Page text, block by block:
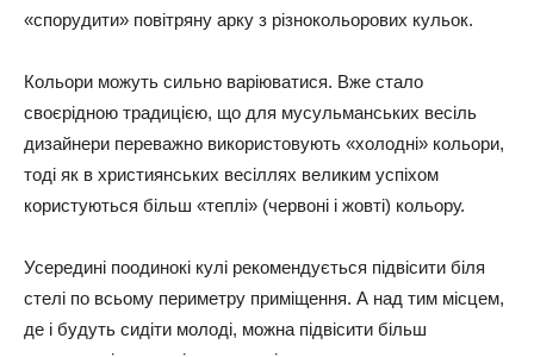
«спорудити» повітряну арку з різнокольорових кульок.
Кольори можуть сильно варіюватися. Вже стало
своєрідною традицією, що для мусульманських весіль
дизайнери переважно використовують «холодні» кольори,
тоді як в християнських весіллях великим успіхом
користуються більш «теплі» (червоні і жовті) кольору.
Усередині поодинокі кулі рекомендується підвісити біля
стелі по всьому периметру приміщення. А над тим місцем,
де і будуть сидіти молоді, можна підвісити більш